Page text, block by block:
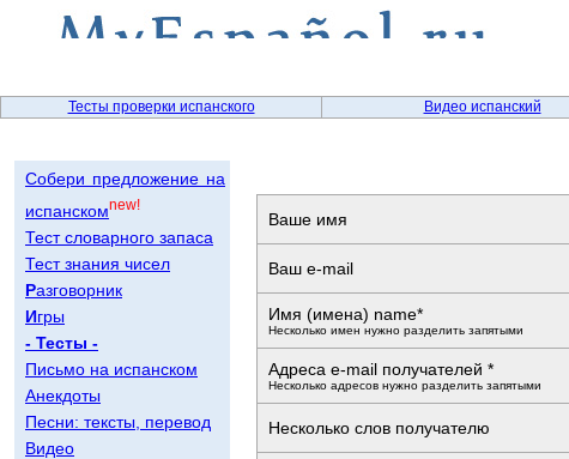
Тесты проверки испанского Видео испанский
Собери предложение на
испанскомnew!
Тест словарного запаса
Тест знания чисел
Разговорник
Игры
- Тесты -
Письмо на испанском
Анекдоты
Песни: тексты, перевод
Видео
Ваше имя
Ваш e-mail
Имя (имена) name*
Несколько имен нужно разделить запятыми
Адреса e-mail получателей *
Несколько адресов нужно разделить запятыми
Несколько слов получателю